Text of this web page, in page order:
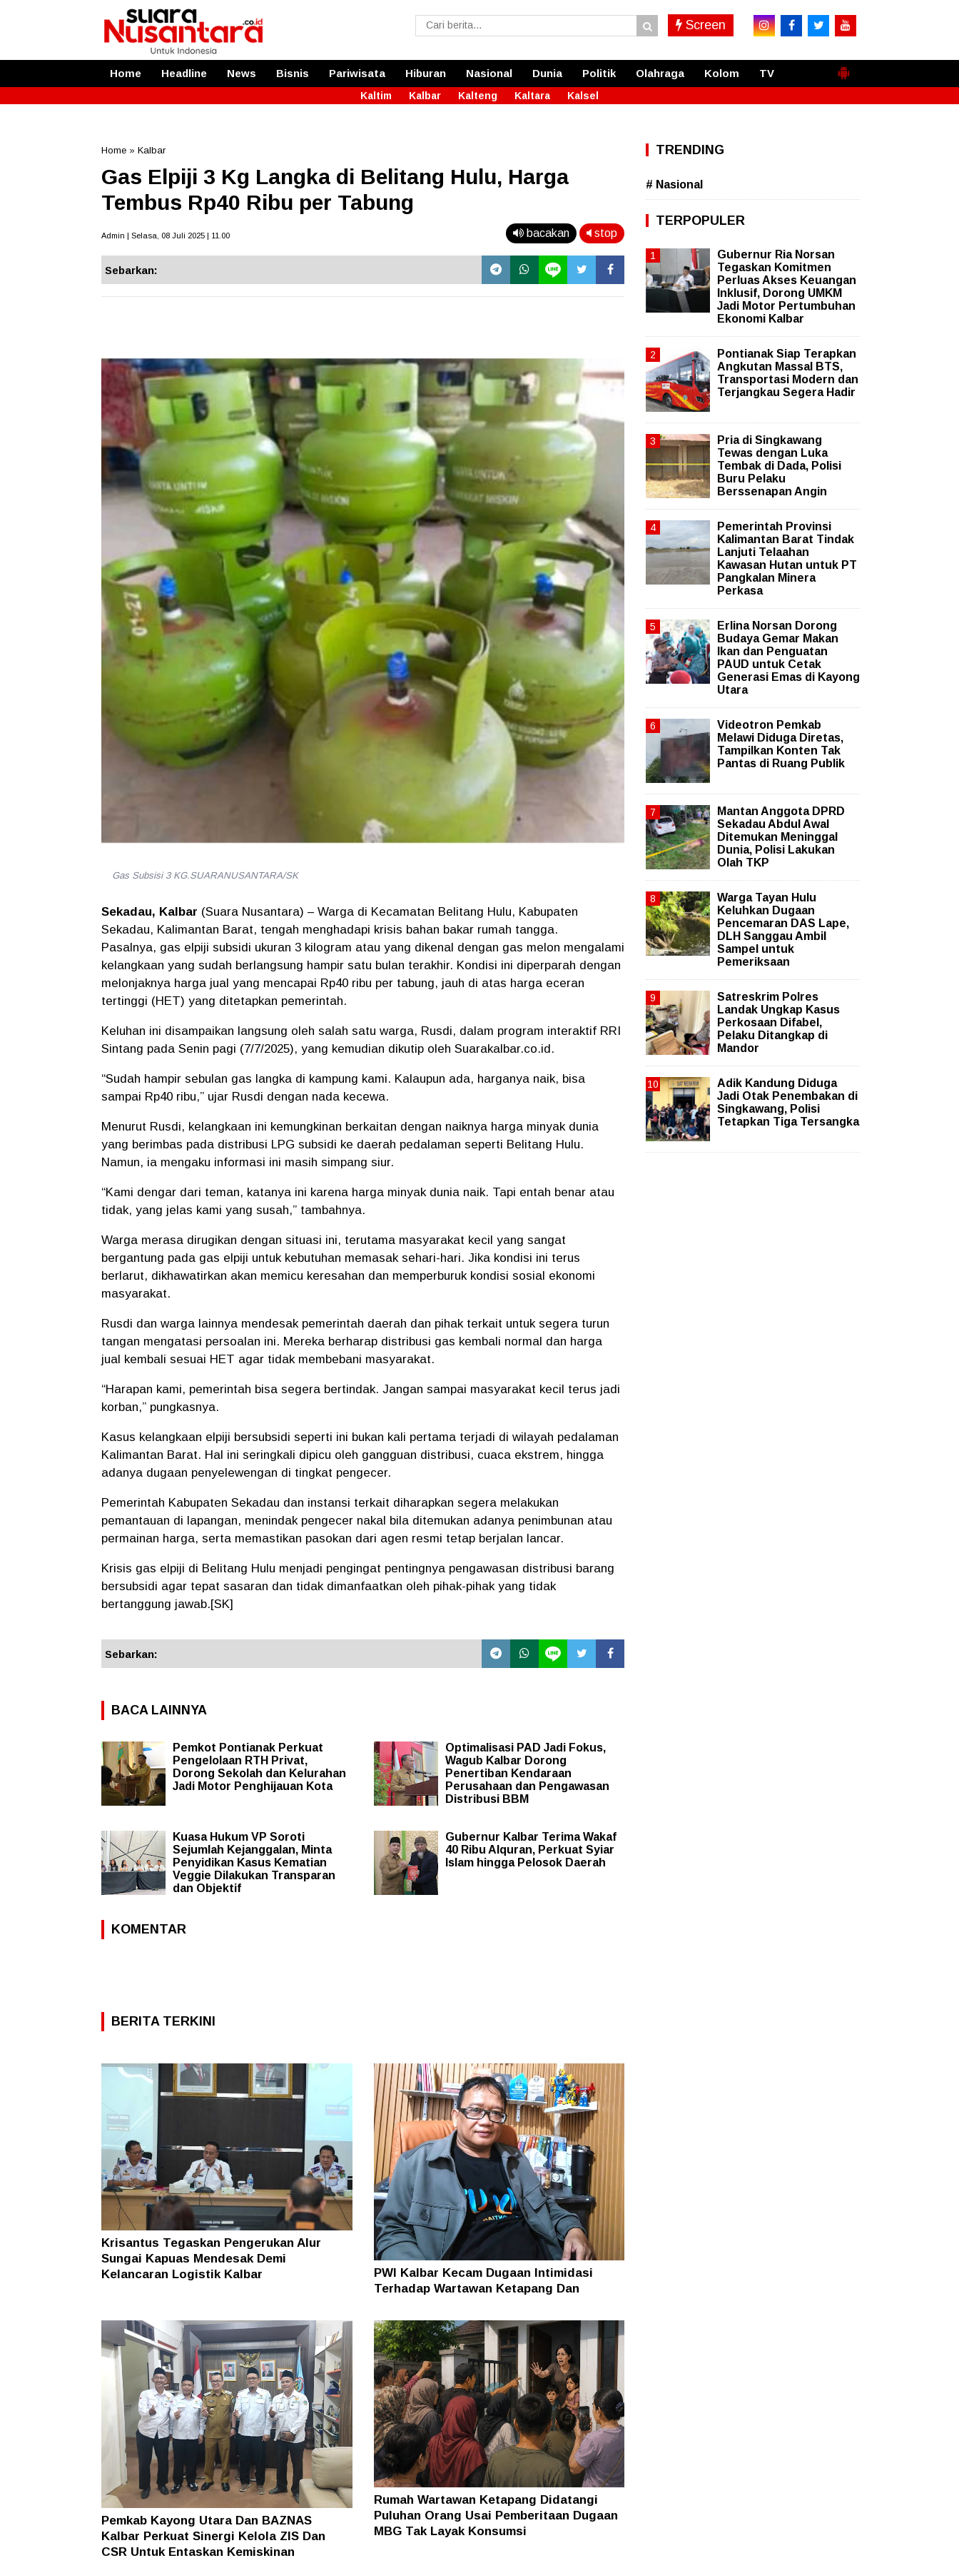
Screen
Home Headline News Bisnis Pariwisata Hiburan Nasional Dunia Politik Olahraga Kolom TV
Kaltim Kalbar Kalteng Kaltara Kalsel
Home » Kalbar
Gas Elpiji 3 Kg Langka di Belitang Hulu, Harga
Tembus Rp40 Ribu per Tabung
Admin | Selasa, 08 Juli 2025 | 11.00 bacakan stop
Sebarkan:
Gas Subsisi 3 KG.SUARANUSANTARA/SK
Sekadau, Kalbar (Suara Nusantara) – Warga di Kecamatan Belitang Hulu, Kabupaten
Sekadau, Kalimantan Barat, tengah menghadapi krisis bahan bakar rumah tangga.
Pasalnya, gas elpiji subsidi ukuran 3 kilogram atau yang dikenal dengan gas melon mengalami
kelangkaan yang sudah berlangsung hampir satu bulan terakhir. Kondisi ini diperparah dengan
melonjaknya harga jual yang mencapai Rp40 ribu per tabung, jauh di atas harga eceran
tertinggi (HET) yang ditetapkan pemerintah.
Keluhan ini disampaikan langsung oleh salah satu warga, Rusdi, dalam program interaktif RRI
Sintang pada Senin pagi (7/7/2025), yang kemudian dikutip oleh Suarakalbar.co.id.
“Sudah hampir sebulan gas langka di kampung kami. Kalaupun ada, harganya naik, bisa
sampai Rp40 ribu,” ujar Rusdi dengan nada kecewa.
Menurut Rusdi, kelangkaan ini kemungkinan berkaitan dengan naiknya harga minyak dunia
yang berimbas pada distribusi LPG subsidi ke daerah pedalaman seperti Belitang Hulu.
Namun, ia mengaku informasi ini masih simpang siur.
“Kami dengar dari teman, katanya ini karena harga minyak dunia naik. Tapi entah benar atau
tidak, yang jelas kami yang susah,” tambahnya.
Warga merasa dirugikan dengan situasi ini, terutama masyarakat kecil yang sangat
bergantung pada gas elpiji untuk kebutuhan memasak sehari-hari. Jika kondisi ini terus
berlarut, dikhawatirkan akan memicu keresahan dan memperburuk kondisi sosial ekonomi
masyarakat.
Rusdi dan warga lainnya mendesak pemerintah daerah dan pihak terkait untuk segera turun
tangan mengatasi persoalan ini. Mereka berharap distribusi gas kembali normal dan harga
jual kembali sesuai HET agar tidak membebani masyarakat.
“Harapan kami, pemerintah bisa segera bertindak. Jangan sampai masyarakat kecil terus jadi
korban,” pungkasnya.
Kasus kelangkaan elpiji bersubsidi seperti ini bukan kali pertama terjadi di wilayah pedalaman
Kalimantan Barat. Hal ini seringkali dipicu oleh gangguan distribusi, cuaca ekstrem, hingga
adanya dugaan penyelewengan di tingkat pengecer.
Pemerintah Kabupaten Sekadau dan instansi terkait diharapkan segera melakukan
pemantauan di lapangan, menindak pengecer nakal bila ditemukan adanya penimbunan atau
permainan harga, serta memastikan pasokan dari agen resmi tetap berjalan lancar.
Krisis gas elpiji di Belitang Hulu menjadi pengingat pentingnya pengawasan distribusi barang
bersubsidi agar tepat sasaran dan tidak dimanfaatkan oleh pihak-pihak yang tidak
bertanggung jawab.[SK]
Sebarkan:
BACA LAINNYA
Pemkot Pontianak Perkuat
Pengelolaan RTH Privat,
Dorong Sekolah dan Kelurahan
Jadi Motor Penghijauan Kota
Optimalisasi PAD Jadi Fokus,
Wagub Kalbar Dorong
Penertiban Kendaraan
Perusahaan dan Pengawasan
Distribusi BBM
Kuasa Hukum VP Soroti
Sejumlah Kejanggalan, Minta
Penyidikan Kasus Kematian
Veggie Dilakukan Transparan
dan Objektif
Gubernur Kalbar Terima Wakaf
40 Ribu Alquran, Perkuat Syiar
Islam hingga Pelosok Daerah
KOMENTAR
BERITA TERKINI
Krisantus Tegaskan Pengerukan Alur
Sungai Kapuas Mendesak Demi
Kelancaran Logistik Kalbar
PWI Kalbar Kecam Dugaan Intimidasi
Terhadap Wartawan Ketapang Dan
Pemkab Kayong Utara Dan BAZNAS
Kalbar Perkuat Sinergi Kelola ZIS Dan
CSR Untuk Entaskan Kemiskinan
Rumah Wartawan Ketapang Didatangi
Puluhan Orang Usai Pemberitaan Dugaan
MBG Tak Layak Konsumsi
TRENDING
# Nasional
TERPOPULER
Gubernur Ria Norsan
Tegaskan Komitmen
Perluas Akses Keuangan
Inklusif, Dorong UMKM
Jadi Motor Pertumbuhan
Ekonomi Kalbar
Pontianak Siap Terapkan
Angkutan Massal BTS,
Transportasi Modern dan
Terjangkau Segera Hadir
Pria di Singkawang
Tewas dengan Luka
Tembak di Dada, Polisi
Buru Pelaku
Berssenapan Angin
Pemerintah Provinsi
Kalimantan Barat Tindak
Lanjuti Telaahan
Kawasan Hutan untuk PT
Pangkalan Minera
Perkasa
Erlina Norsan Dorong
Budaya Gemar Makan
Ikan dan Penguatan
PAUD untuk Cetak
Generasi Emas di Kayong
Utara
Videotron Pemkab
Melawi Diduga Diretas,
Tampilkan Konten Tak
Pantas di Ruang Publik
Mantan Anggota DPRD
Sekadau Abdul Awal
Ditemukan Meninggal
Dunia, Polisi Lakukan
Olah TKP
Warga Tayan Hulu
Keluhkan Dugaan
Pencemaran DAS Lape,
DLH Sanggau Ambil
Sampel untuk
Pemeriksaan
Satreskrim Polres
Landak Ungkap Kasus
Perkosaan Difabel,
Pelaku Ditangkap di
Mandor
Adik Kandung Diduga
Jadi Otak Penembakan di
Singkawang, Polisi
Tetapkan Tiga Tersangka